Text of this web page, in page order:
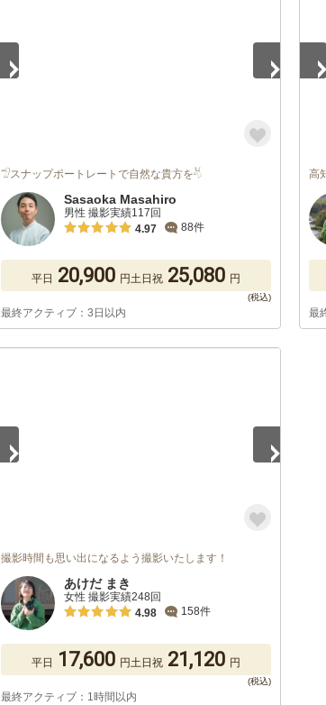
𓅿スナップポートレートで自然な貴方を𓄃
Sasaoka Masahiro
男性 撮影実績117回
4.97
88件
平日 20,900 円土日祝 25,080 円
最終アクティブ：3日以内
高
最
撮影時間も思い出になるよう撮影いたします！
あけだ まき
女性 撮影実績248回
4.98
158件
平日 17,600 円土日祝 21,120 円
最終アクティブ：1時間以内